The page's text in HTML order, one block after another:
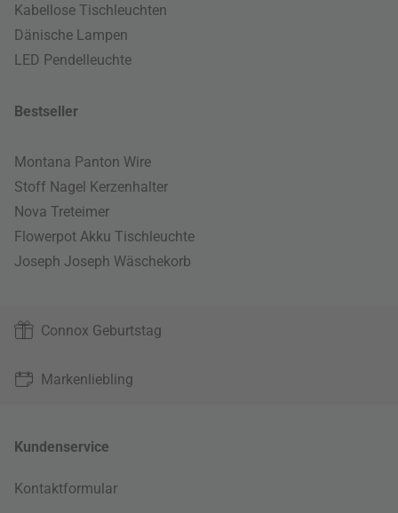
Kabellose Tischleuchten
Dänische Lampen
LED Pendelleuchte
Bestseller
Montana Panton Wire
Stoff Nagel Kerzenhalter
Nova Treteimer
Flowerpot Akku Tischleuchte
Joseph Joseph Wäschekorb
Connox Geburtstag
Markenliebling
Kundenservice
Kontaktformular